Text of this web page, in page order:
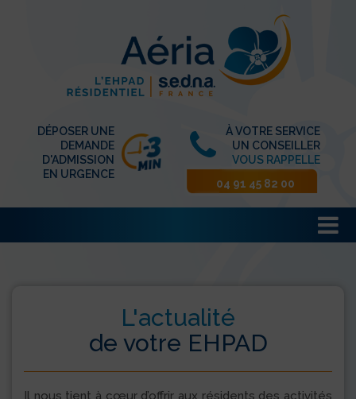
DÉPOSER UNE
DEMANDE
D'ADMISSION
EN URGENCE
À VOTRE SERVICE
UN CONSEILLER
VOUS RAPPELLE
04 91 45 82 00
L'actualité
de votre EHPAD
Il nous tient à cœur d’offrir aux résidents des activités